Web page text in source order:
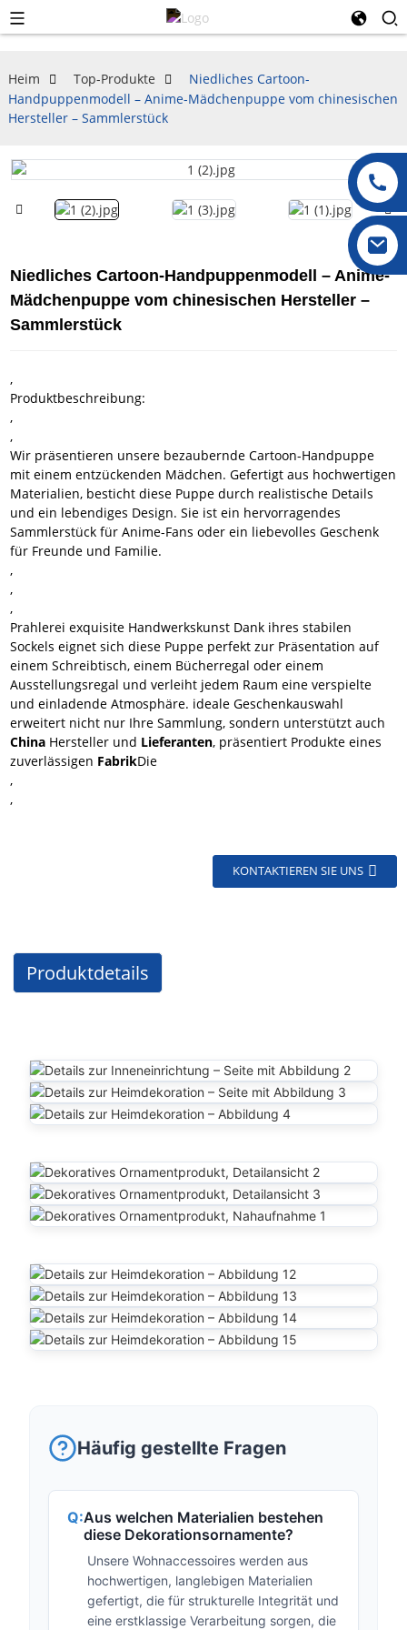
Heim Top-Produkte
Niedliches Cartoon-
Handpuppenmodell – Anime-Mädchenpuppe vom chinesischen
Hersteller – Sammlerstück
Niedliches Cartoon-Handpuppenmodell – Anime-
Mädchenpuppe vom chinesischen Hersteller –
Sammlerstück
,
Produktbeschreibung:
,
,
Wir präsentieren unsere bezaubernde Cartoon-Handpuppe
mit einem entzückenden Mädchen. Gefertigt aus hochwertigen
Materialien, besticht diese Puppe durch realistische Details
und ein lebendiges Design. Sie ist ein hervorragendes
Sammlerstück für Anime-Fans oder ein liebevolles Geschenk
für Freunde und Familie.
,
,
,
Prahlereiexquisite Handwerkskunst Dank ihres stabilen
Sockels eignet sich diese Puppe perfekt zur Präsentation auf
einem Schreibtisch, einem Bücherregal oder einem
Ausstellungsregal und verleiht jedem Raum eine verspielte
und einladende Atmosphäre. ideale Geschenkauswahl
erweitert nicht nur Ihre Sammlung, sondern unterstützt auch
China Hersteller und Lieferanten, präsentiert Produkte eines
zuverlässigen FabrikDie
,
,
KONTAKTIEREN SIE UNS
Produktdetails
Häufig gestellte Fragen
Aus welchen Materialien bestehen
diese Dekorationsornamente?
Unsere Wohnaccessoires werden aus
hochwertigen, langlebigen Materialien
gefertigt, die für strukturelle Integrität und
eine erstklassige Verarbeitung sorgen, die